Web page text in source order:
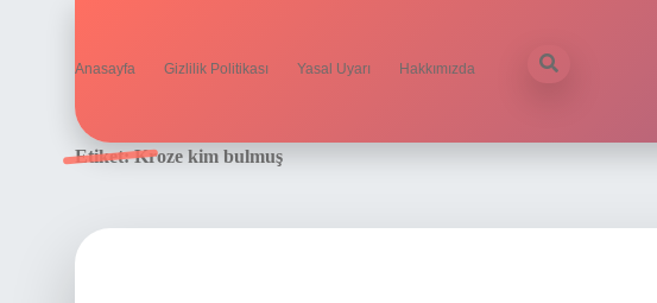
Anasayfa Gizlilik Politikası Yasal Uyarı Hakkımızda
Etiket:Kroze kim bulmuş